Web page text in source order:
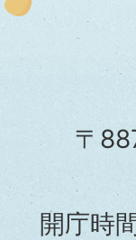
〒
開庁時